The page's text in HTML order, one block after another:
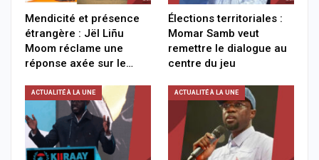
Mendicité et présence
étrangère : Jël Liñu
Moom réclame une
réponse axée sur le…
Élections territoriales :
Momar Samb veut
remettre le dialogue au
centre du jeu
ACTUALITÉ À LA UNE ACTUALITÉ À LA UNE